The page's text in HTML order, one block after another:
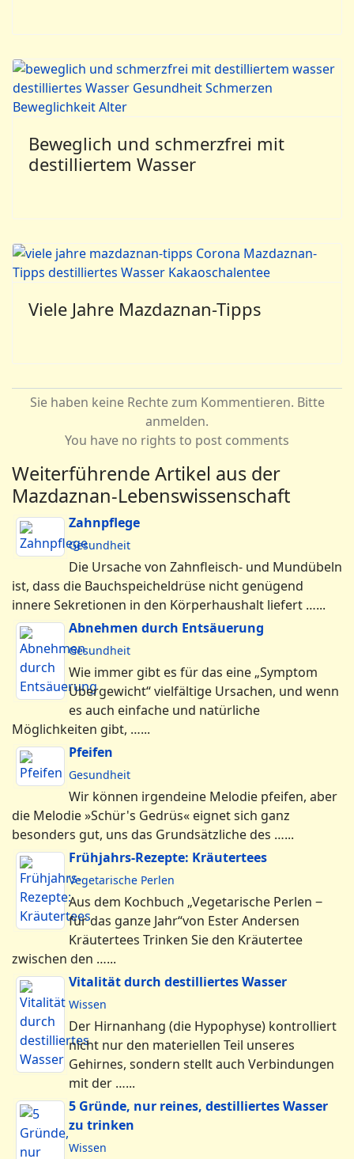
Beweglich und schmerzfrei mit
destilliertem Wasser
Viele Jahre Mazdaznan-Tipps
Sie haben keine Rechte zum Kommentieren. Bitte
anmelden.
You have no rights to post comments
Weiterführende Artikel aus der
Mazdaznan-Lebenswissenschaft
Zahnpflege
Gesundheit
Die Ursache von Zahnfleisch- und Mundübeln
ist, dass die Bauchspeicheldrüse nicht genügend
innere Sekretionen in den Körperhaushalt liefert …...
Abnehmen durch Entsäuerung
Gesundheit
Wie immer gibt es für das eine „Symptom
Übergewicht“ vielfältige Ursachen, und wenn
es auch einfache und natürliche
Möglichkeiten gibt, …...
Pfeifen
Gesundheit
Wir können irgendeine Melodie pfeifen, aber
die Melodie »Schür's Gedrüs« eignet sich ganz
besonders gut, uns das Grundsätzliche des …...
Frühjahrs-Rezepte: Kräutertees
Vegetarische Perlen
Aus dem Kochbuch „Vegetarische Perlen ‒
für das ganze Jahr“von Ester Andersen
Kräutertees Trinken Sie den Kräutertee
zwischen den …...
Vitalität durch destilliertes Wasser
Wissen
Der Hirnanhang (die Hypophyse) kontrolliert
nicht nur den materiellen Teil unseres
Gehirnes, sondern stellt auch Verbindungen
mit der …...
5 Gründe, nur reines, destilliertes Wasser
zu trinken
Wissen